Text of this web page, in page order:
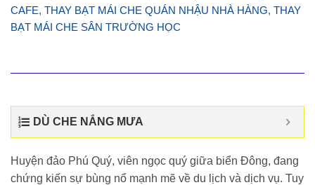
CAFE, THAY BẠT MÁI CHE QUÁN NHẬU NHÀ HÀNG, THAY
BẠT MÁI CHE SÂN TRƯỜNG HỌC
DÙ CHE NẮNG MƯA
Huyện đảo Phú Quý, viên ngọc quý giữa biển Đông, đang
chứng kiến sự bùng nổ mạnh mẽ về du lịch và dịch vụ. Tuy